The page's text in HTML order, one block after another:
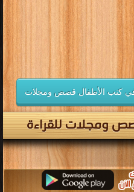
في كتب الأطفال قصص ومجلات
ومجلات للقراءة